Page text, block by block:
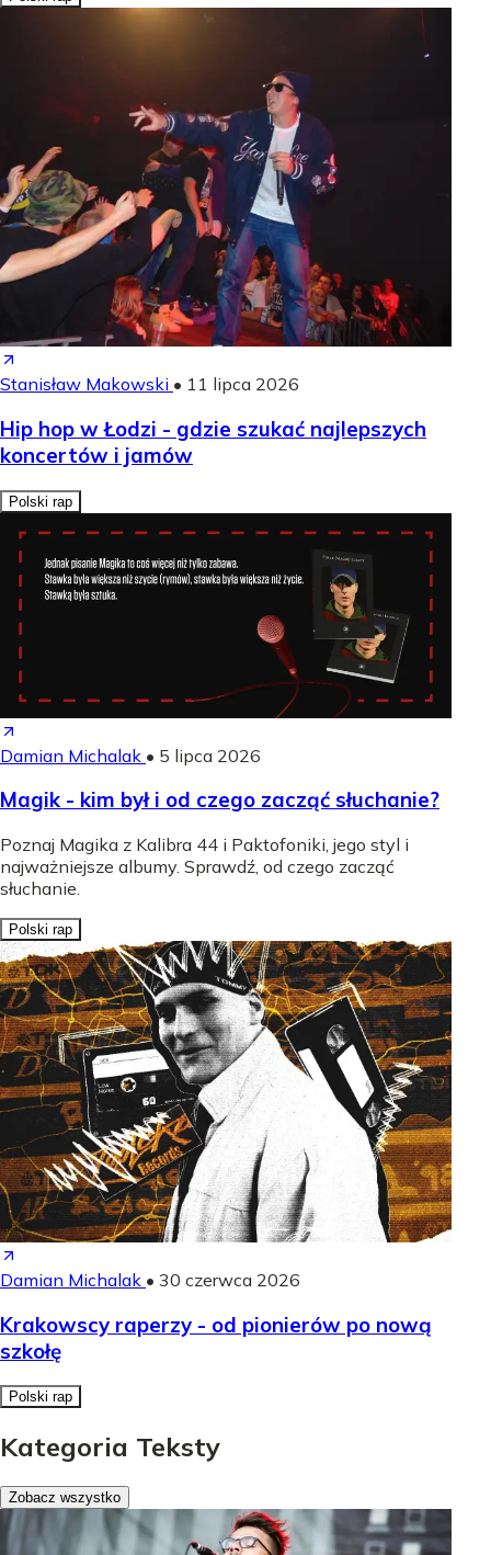
Stanisław Makowski • 11 lipca 2026
Hip hop w Łodzi - gdzie szukać najlepszych
koncertów i jamów
Polski rap
Damian Michalak • 5 lipca 2026
Magik - kim był i od czego zacząć słuchanie?
Poznaj Magika z Kalibra 44 i Paktofoniki, jego styl i
najważniejsze albumy. Sprawdź, od czego zacząć
słuchanie.
Polski rap
Damian Michalak • 30 czerwca 2026
Krakowscy raperzy - od pionierów po nową
szkołę
Polski rap
Kategoria Teksty
Zobacz wszystko